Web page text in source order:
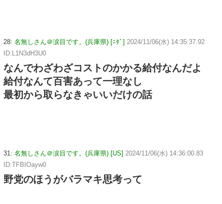
28: 名無しさん＠涙目です。(兵庫県) [ﾆﾀﾞ] 2024/11/06(水) 14:35:37.92
ID:L1N3dH3U0
なんでわざわざコストのかかる給付なんだよ
給付なんて百害あって一理なし
最初から取らなきゃいいだけの話
31: 名無しさん＠涙目です。(兵庫県) [US] 2024/11/06(水) 14:36:00.83
ID:TFBIOayw0
野党のほうがバラマキ思考って